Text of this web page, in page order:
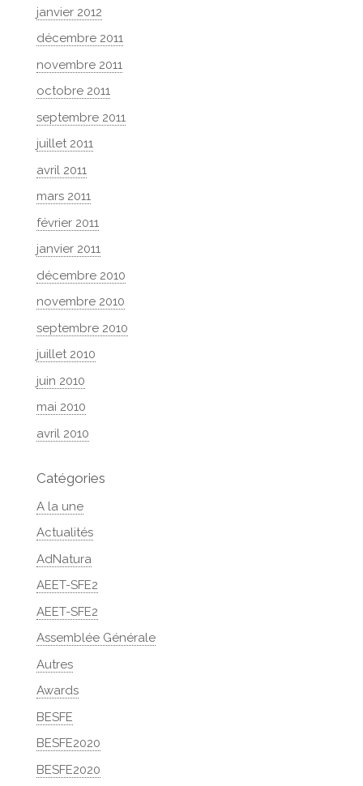
janvier 2012
décembre 2011
novembre 2011
octobre 2011
septembre 2011
juillet 2011
avril 2011
mars 2011
février 2011
janvier 2011
décembre 2010
novembre 2010
septembre 2010
juillet 2010
juin 2010
mai 2010
avril 2010
Catégories
A la une
Actualités
AdNatura
AEET-SFE2
AEET-SFE2
Assemblée Générale
Autres
Awards
BESFE
BESFE2020
BESFE2020